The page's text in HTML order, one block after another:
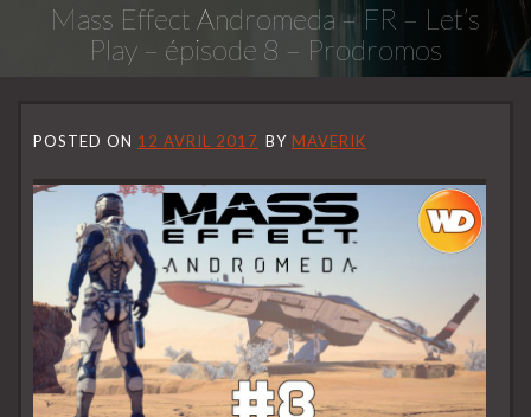
Mass Effect Andromeda – FR – Let’s
Play – épisode 8 – Prodromos
POSTED ON 12 AVRIL 2017 BY MAVERIK